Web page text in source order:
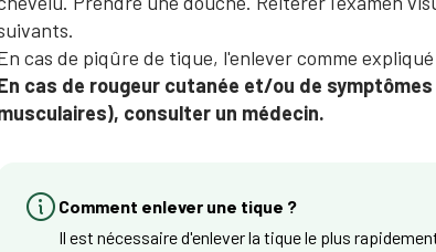
cas de piqûre de tique, l'enlever comme
cas de rougeur cutanée et/ou de
consulter un médecin.
Comment enlever une tique ?
Il est nécessaire d'enlever la tique le plus